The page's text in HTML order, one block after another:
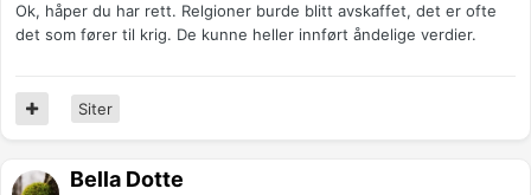
Ok, håper du har rett. Relgioner burde blitt avskaffet, det er ofte
det som fører til krig. De kunne heller innført åndelige verdier.
Siter
Bella Dotte